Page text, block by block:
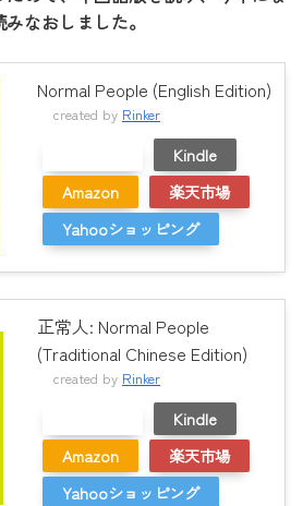
なおしました。
Normal People (English Edition)
created by Rinker
Kindle
Amazon
楽天市場
Yahooショッピング
正常人: Normal People
(Traditional Chinese Edition)
created by Rinker
Kindle
Amazon
楽天市場
Yahooショッピング